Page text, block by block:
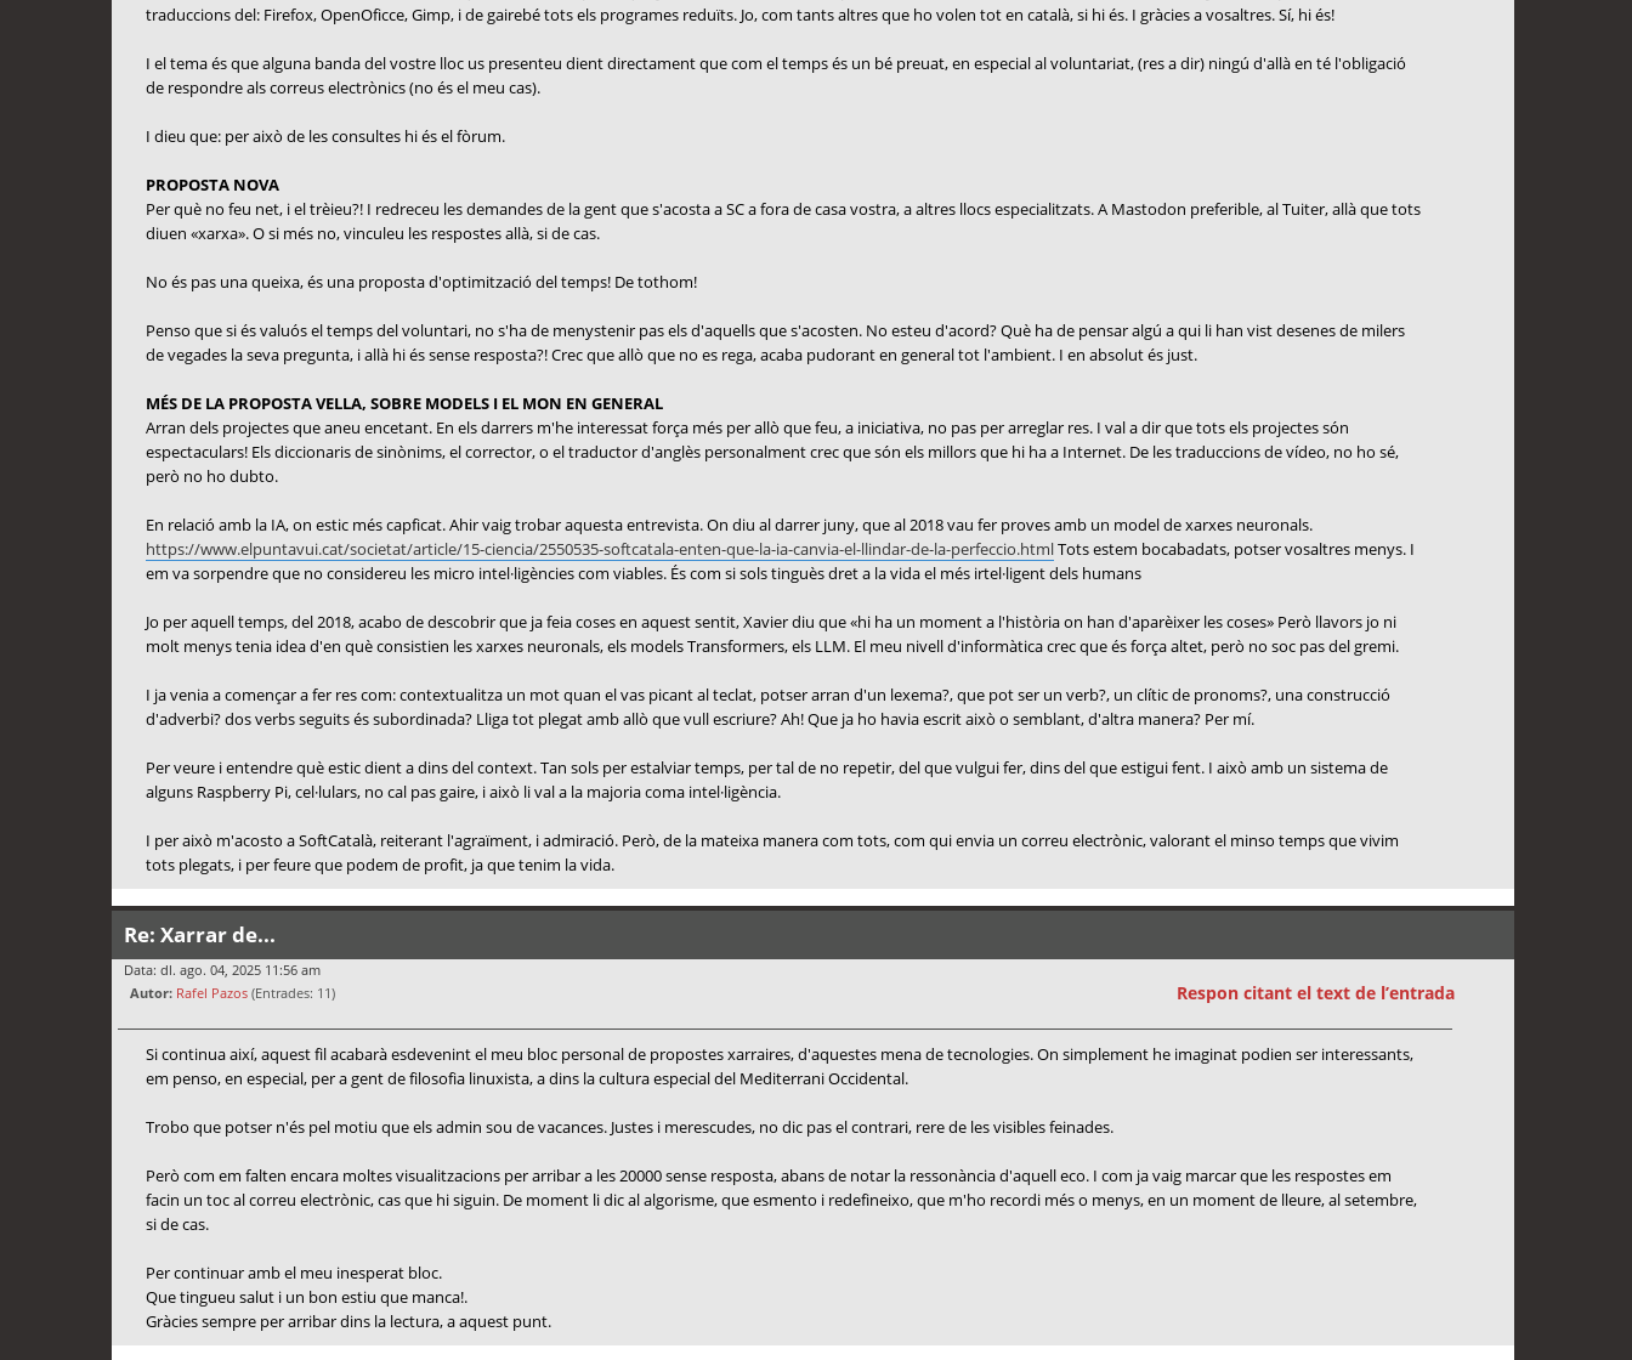
traduccions del: Firefox, OpenOficce, Gimp, i de gairebé tots els programes reduïts. Jo, com tants altres que ho volen tot en català, si hi és. I gràcies a vosaltres. Sí, hi és!
I el tema és que alguna banda del vostre lloc us presenteu dient directament que com el temps és un bé preuat, en especial al voluntariat, (res a dir) ningú d'allà en té l'obligació
de respondre als correus electrònics (no és el meu cas).
I dieu que: per això de les consultes hi és el fòrum.
PROPOSTA NOVA
Per què no feu net, i el trèieu?! I redreceu les demandes de la gent que s'acosta a SC a fora de casa vostra, a altres llocs especialitzats. A Mastodon preferible, al Tuiter, allà que tots
diuen «xarxa». O si més no, vinculeu les respostes allà, si de cas.
No és pas una queixa, és una proposta d'optimització del temps! De tothom!
Penso que si és valuós el temps del voluntari, no s'ha de menystenir pas els d'aquells que s'acosten. No esteu d'acord? Què ha de pensar algú a qui li han vist desenes de milers
de vegades la seva pregunta, i allà hi és sense resposta?! Crec que allò que no es rega, acaba pudorant en general tot l'ambient. I en absolut és just.
MÉS DE LA PROPOSTA VELLA, SOBRE MODELS I EL MON EN GENERAL
Arran dels projectes que aneu encetant. En els darrers m'he interessat força més per allò que feu, a iniciativa, no pas per arreglar res. I val a dir que tots els projectes són
espectaculars! Els diccionaris de sinònims, el corrector, o el traductor d'anglès personalment crec que són els millors que hi ha a Internet. De les traduccions de vídeo, no ho sé,
però no ho dubto.
En relació amb la IA, on estic més capficat. Ahir vaig trobar aquesta entrevista. On diu al darrer juny, que al 2018 vau fer proves amb un model de xarxes neuronals.
https://www.elpuntavui.cat/societat/article/15-ciencia/2550535-softcatala-enten-que-la-ia-canvia-el-llindar-de-la-perfeccio.htmlTots estem bocabadats, potser vosaltres menys. I
em va sorpendre que no considereu les micro intel·ligències com viables. És com si sols tinguès dret a la vida el més irtel·ligent dels humans
Jo per aquell temps, del 2018, acabo de descobrir que ja feia coses en aquest sentit, Xavier diu que «hi ha un moment a l'història on han d'aparèixer les coses» Però llavors jo ni
molt menys tenia idea d'en què consistien les xarxes neuronals, els models Transformers, els LLM. El meu nivell d'informàtica crec que és força altet, però no soc pas del gremi.
I ja venia a començar a fer res com: contextualitza un mot quan el vas picant al teclat, potser arran d'un lexema?, que pot ser un verb?, un clític de pronoms?, una construcció
d'adverbi? dos verbs seguits és subordinada? Lliga tot plegat amb allò que vull escriure? Ah! Que ja ho havia escrit això o semblant, d'altra manera? Per mí.
Per veure i entendre què estic dient a dins del context. Tan sols per estalviar temps, per tal de no repetir, del que vulgui fer, dins del que estigui fent. I això amb un sistema de
alguns Raspberry Pi, cel·lulars, no cal pas gaire, i això li val a la majoria coma intel·ligència.
I per això m'acosto a SoftCatalà, reiterant l'agraïment, i admiració. Però, de la mateixa manera com tots, com qui envia un correu electrònic, valorant el minso temps que vivim
tots plegats, i per feure que podem de profit, ja que tenim la vida.
Re: Xarrar de...
Data: dl. ago. 04, 2025 11:56 am
Autor: Rafel Pazos (Entrades: 11) Respon citant el text de l’entrada
Si continua així, aquest fil acabarà esdevenint el meu bloc personal de propostes xarraires, d'aquestes mena de tecnologies. On simplement he imaginat podien ser interessants,
em penso, en especial, per a gent de filosofia linuxista, a dins la cultura especial del Mediterrani Occidental.
Trobo que potser n'és pel motiu que els admin sou de vacances. Justes i merescudes, no dic pas el contrari, rere de les visibles feinades.
Però com em falten encara moltes visualitzacions per arribar a les 20000 sense resposta, abans de notar la ressonància d'aquell eco. I com ja vaig marcar que les respostes em
facin un toc al correu electrònic, cas que hi siguin. De moment li dic al algorisme, que esmento i redefineixo, que m'ho recordi més o menys, en un moment de lleure, al setembre,
si de cas.
Per continuar amb el meu inesperat bloc.
Que tingueu salut i un bon estiu que manca!.
Gràcies sempre per arribar dins la lectura, a aquest punt.